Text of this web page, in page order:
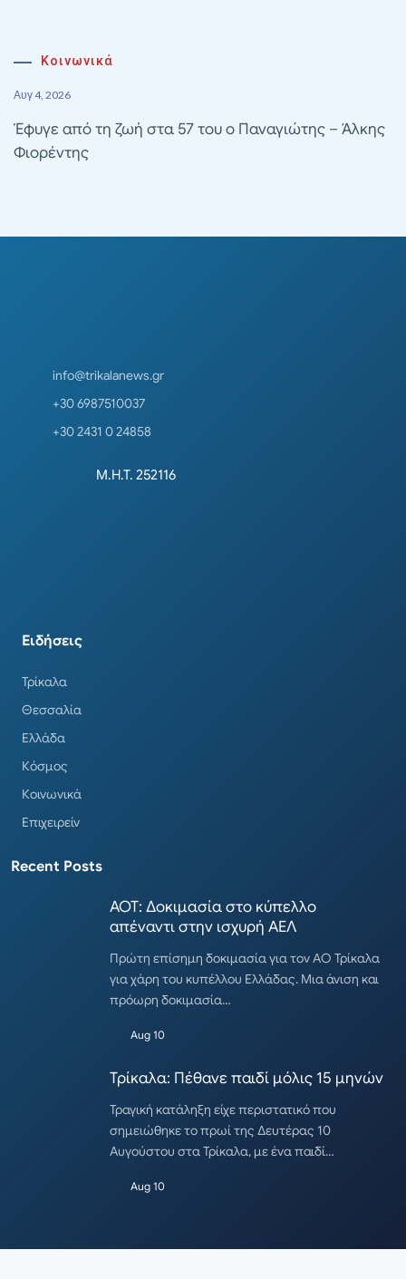
Κοινωνικά
Αυγ 4, 2026
Έφυγε από τη ζωή στα 57 του ο Παναγιώτης – Άλκης
Φιορέντης
info@trikalanews.gr
+30 6987510037
+30 2431 0 24858
Μ.Η.Τ. 252116
Ειδήσεις
Τρίκαλα
Θεσσαλία
Ελλάδα
Κόσμος
Κοινωνικά
Επιχειρείν
Recent Posts
ΑΟΤ: Δοκιμασία στο κύπελλο
απέναντι στην ισχυρή ΑΕΛ
Πρώτη επίσημη δοκιμασία για τον ΑΟ Τρίκαλα
για χάρη του κυπέλλου Ελλάδας. Μια άνιση και
πρόωρη δοκιμασία…
Aug 10
Τρίκαλα: Πέθανε παιδί μόλις 15 μηνών
Τραγική κατάληξη είχε περιστατικό που
σημειώθηκε το πρωί της Δευτέρας 10
Αυγούστου στα Τρίκαλα, με ένα παιδί…
Aug 10